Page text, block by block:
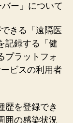
バー 」 について
きる「遠隔医
記録する「健
プラットフォ
ビスの利用者
歴を登録でき
囲の感染状況